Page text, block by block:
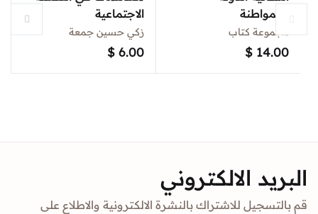
الاجتماعية
زكي حسين جمعة
$ 6.00
والمواطنة
مجموعة كتاب
$ 14.00
البريد الالكتروني
قم بالتسجيل للاشتراك بالنشرة الالكترونية والاطلاع على